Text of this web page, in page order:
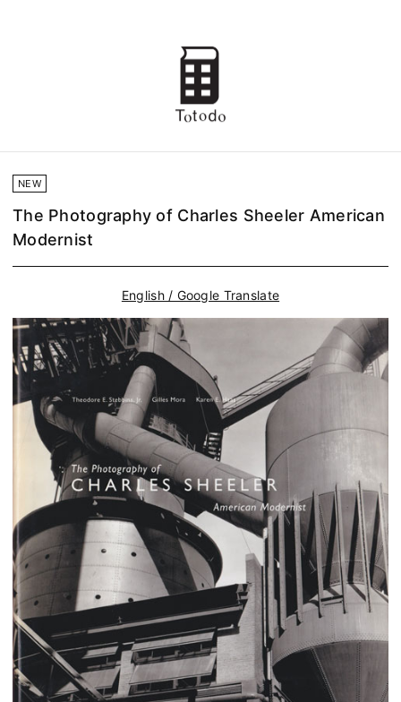
NEW
The Photography of Charles Sheeler American
Modernist
English / Google Translate